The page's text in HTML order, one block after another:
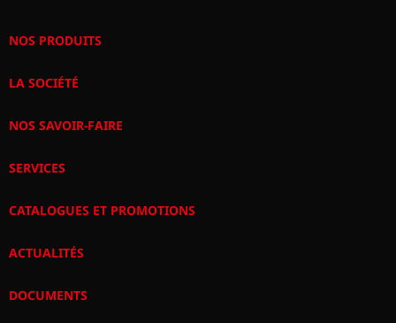
NOS PRODUITS
LA SOCIÉTÉ
NOS SAVOIR-FAIRE
SERVICES
CATALOGUES ET PROMOTIONS
ACTUALITÉS
DOCUMENTS